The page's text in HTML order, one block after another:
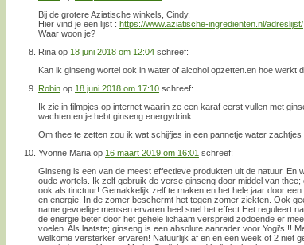
Bij de grotere Aziatische winkels, Cindy.
Hier vind je een lijst : https://www.aziatische-ingredienten.nl/adreslijst/
Waar woon je?
Rina op 18 juni 2018 om 12:04 schreef:
Kan ik ginseng wortel ook in water of alcohol opzetten.en hoe werkt
Robin op 18 juni 2018 om 17:10 schreef:
Ik zie in filmpjes op internet waarin ze een karaf eerst vullen met
wachten en je hebt ginseng energydrink..
Om thee te zetten zou ik wat schijfjes in een pannetje water zachtjes
Yvonne Maria op 16 maart 2019 om 16:01 schreef:
Ginseng is een van de meest effectieve produkten uit de natuur. En
oude wortels. Ik zelf gebruik de verse ginseng door middel van
ook als tinctuur! Gemakkelijk zelf te maken en het hele jaar door
en energie. In de zomer beschermt het tegen zomer ziekten. Ook
name gevoelige mensen ervaren heel snel het effect.Het reguleert
de energie beter door het gehele lichaam verspreid zodoende er
voelen. Als laatste; ginseng is een absolute aanrader voor Yogi’s!!!
welkome versterker ervaren! Natuurlijk af en en een week of 2 niet